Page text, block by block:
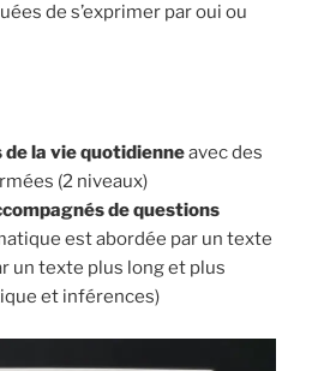
de s’exprimer par oui ou
la vie quotidienneavec des
(2 niveaux)
de questions
est abordée par un texte
un texte plus long et plus
et inférences)